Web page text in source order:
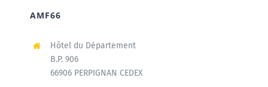
AMF66
Hôtel du Département
B.P. 906
66906 PERPIGNAN CEDEX